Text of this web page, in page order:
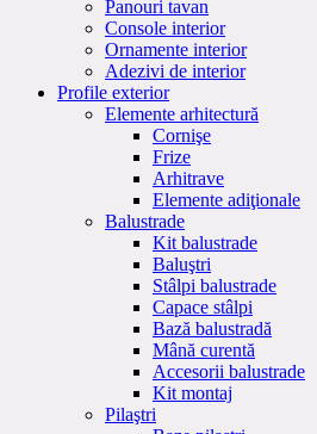
Panouri tavan
Console interior
Ornamente interior
Adezivi de interior
Profile exterior
Elemente arhitectură
Cornişe
Frize
Arhitrave
Elemente adiţionale
Balustrade
Kit balustrade
Baluştri
Stâlpi balustrade
Capace stâlpi
Bază balustradă
Mână curentă
Accesorii balustrade
Kit montaj
Pilaştri